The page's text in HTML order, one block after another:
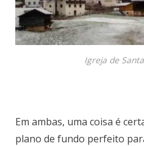
Igreja de
Em ambas, uma coisa é
plano de fundo perfeito